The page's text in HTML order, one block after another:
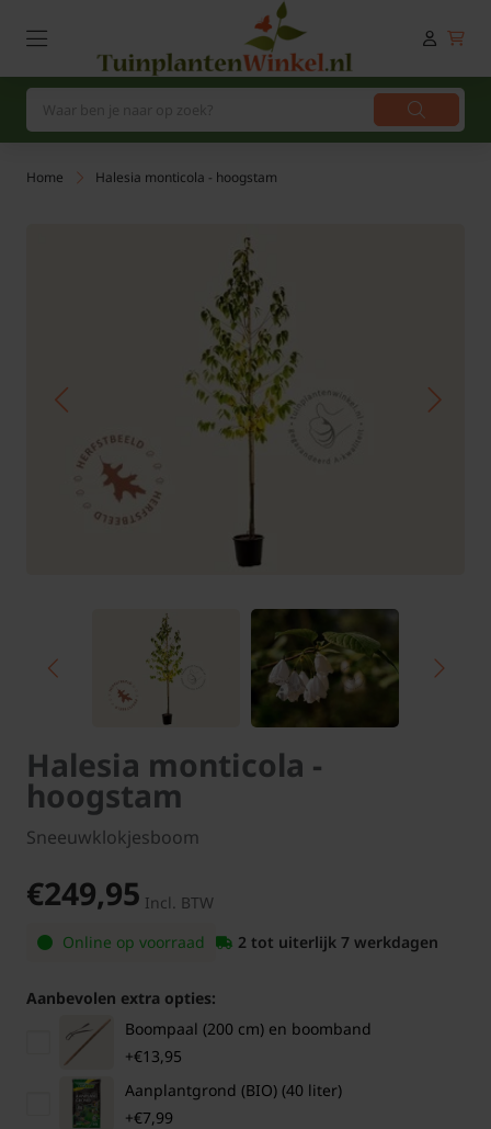
Home Halesia monticola - hoogstam
Halesia monticola -
hoogstam
Sneeuwklokjesboom
€249,95 Incl. BTW
Online op voorraad
2 tot uiterlijk 7 werkdagen
Aanbevolen extra opties:
Boompaal (200 cm) en boomband
+€13,95
Aanplantgrond (BIO) (40 liter)
+€7,99